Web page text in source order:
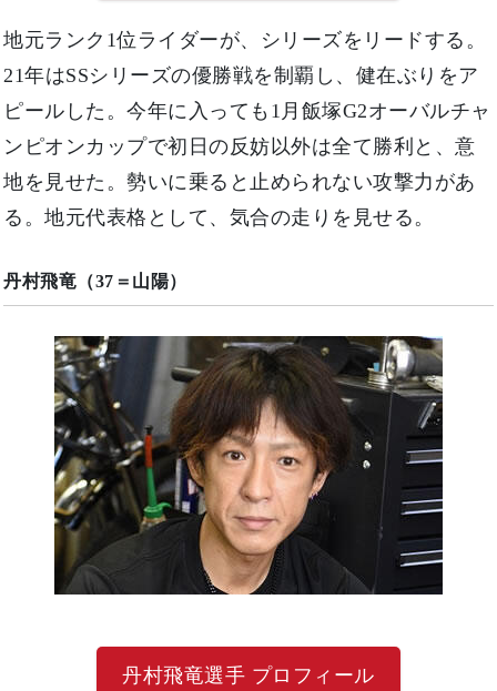
地元ランク1位ライダーが、シリーズをリードする。
21年はSSシリーズの優勝戦を制覇し、健在ぶりをア
ピールした。今年に入っても1月飯塚G2オーバルチャ
ンピオンカップで初日の反妨以外は全て勝利と、意
地を見せた。勢いに乗ると止められない攻撃力があ
る。地元代表格として、気合の走りを見せる。
丹村飛竜（37＝山陽）
丹村飛竜選手 プロフィール